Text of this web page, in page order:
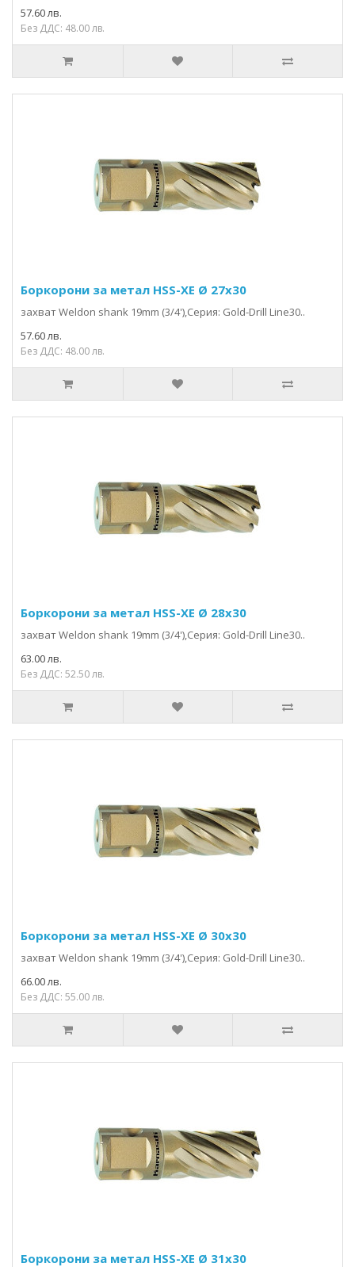
57.60 лв.
Без ДДС: 48.00 лв.
Боркорони за метал HSS-XE Ø 27x30
захвaт Weldon shank 19mm (3/4'),Серия: Gold-Drill Line30..
57.60 лв.
Без ДДС: 48.00 лв.
Боркорони за метал HSS-XE Ø 28x30
захвaт Weldon shank 19mm (3/4'),Серия: Gold-Drill Line30..
63.00 лв.
Без ДДС: 52.50 лв.
Боркорони за метал HSS-XE Ø 30x30
захвaт Weldon shank 19mm (3/4'),Серия: Gold-Drill Line30..
66.00 лв.
Без ДДС: 55.00 лв.
Боркорони за метал HSS-XE Ø 31x30